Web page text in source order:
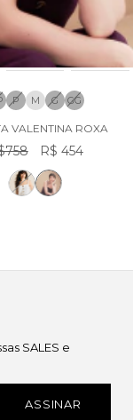
P M G GG
VALENTINA ROXA
R$ 454
SALES e